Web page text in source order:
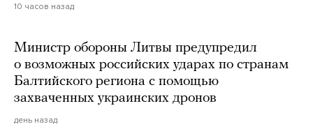
10 часов назад
Министр обороны Литвы предупредил
о возможных российских ударах по странам
Балтийского региона с помощью
захваченных украинских дронов
день назад